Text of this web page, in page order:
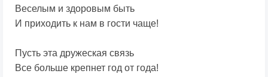
Веселым и здоровым быть
И приходить к нам в гости чаще!
Пусть эта дружеская связь
Все больше крепнет год от года!